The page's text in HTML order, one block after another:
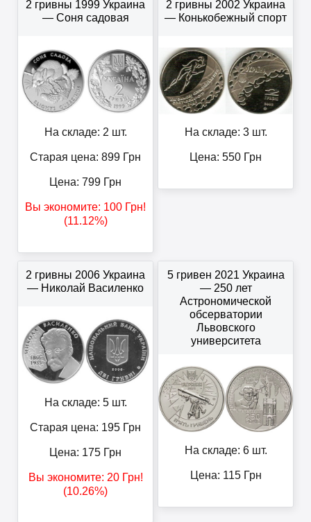
2 гривны 1999 Украина
— Соня садовая
На складе: 2 шт.
Старая цена: 899 Грн
Цена: 799 Грн
Вы экономите: 100 Грн!
(11.12%)
2 гривны 2002 Украина
— Конькобежный спорт
На складе: 3 шт.
Цена: 550 Грн
2 гривны 2006 Украина
— Николай Василенко
На складе: 5 шт.
Старая цена: 195 Грн
Цена: 175 Грн
Вы экономите: 20Грн!
(10.26%)
5 гривен 2021 Украина
— 250 лет
Астрономической
обсерватории
Львовского
университета
На складе: 6 шт.
Цена: 115Грн